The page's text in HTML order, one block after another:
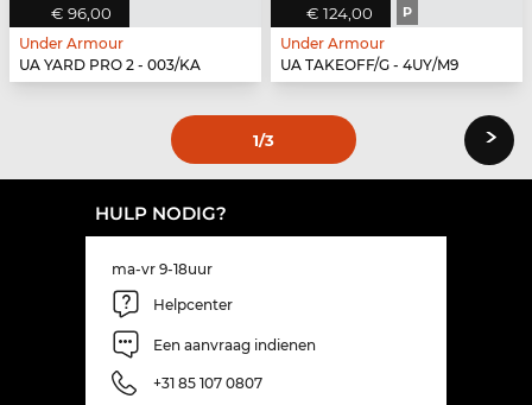
€ 96,00
Under Armour
UA YARD PRO 2 - 003/KA
€ 124,00 P
Under Armour
UA TAKEOFF/G - 4UY/M9
1/3 ›
HULP NODIG?
ma-vr 9-18uur
Helpcenter
Een aanvraag indienen
+31 85 107 0807